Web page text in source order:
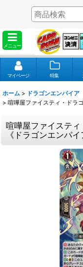
メニュー
マイページ 特集
ホーム > ドラゴンエンパイア
> 喧嘩屋ファイスティ・ドラ
喧嘩屋ファイステ
《ドラゴンエンパイ